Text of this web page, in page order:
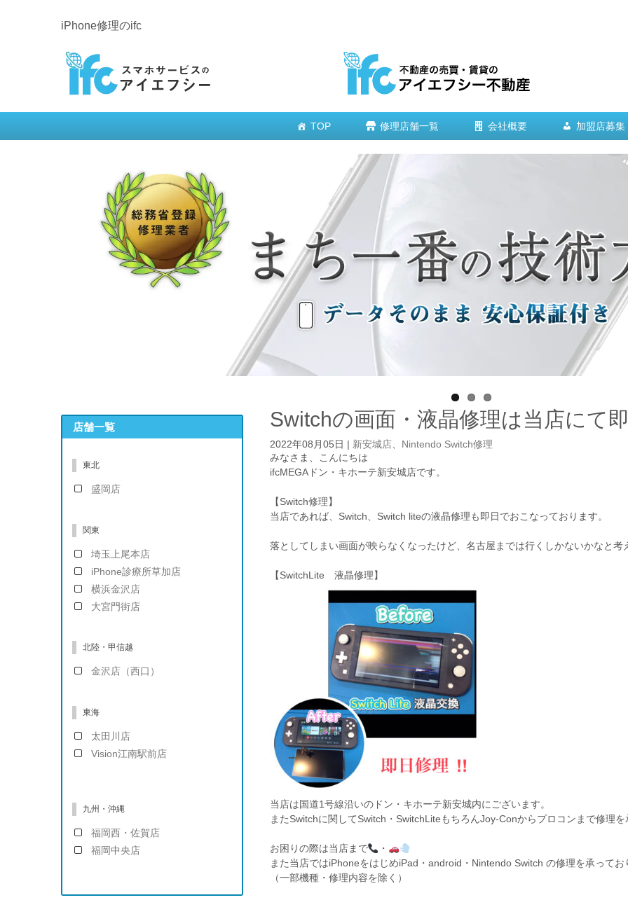
iPhone修理のifc
TOP 修理店舗一覧 会社概要 加盟店募集
Switchの画面・液晶修理は当店にて
2022年08月05日 新安城店、
Nintendo Switch修理
みなさま、こんにちは
ifcMEGAドン・キホーテ新安城店です。
【Switch修理】
当店であれば、Switch、Switch liteの液晶修理も即日でおこなっております。
落としてしまい画面が映らなくなったけど、名古屋までは行くしかないかなと考
【SwitchLite 液晶修理】
当店は国道1号線沿いのドン・キホーテ新安城内にございます。
またSwitchに関してSwitch・SwitchLiteもちろんJoy-Conからプロコンまで修理を
お困りの際は当店まで
・
また当店ではiPhoneをはじめiPad・android・Nintendo Switch の修理を承ってお
（一部機種・修理内容を除く）
店舗一覧
東北
盛岡店
関東
埼玉上尾本店
iPhone診療所草加店
横浜金沢店
大宮門街店
北陸・甲信越
金沢店（西口）
東海
太田川店
Vision江南駅前店
九州・沖縄
福岡西・佐賀店
福岡中央店